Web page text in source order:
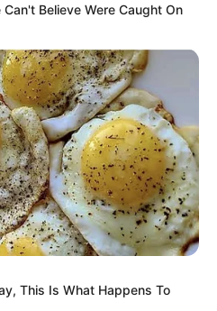
Believe Were Caught On
This Is What Happens To